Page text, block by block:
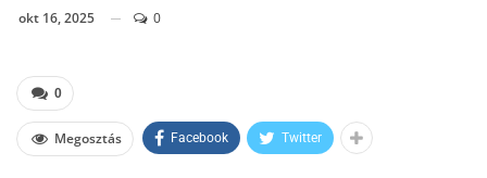
okt 16, 2025 0
0
Megosztás Facebook Twitter